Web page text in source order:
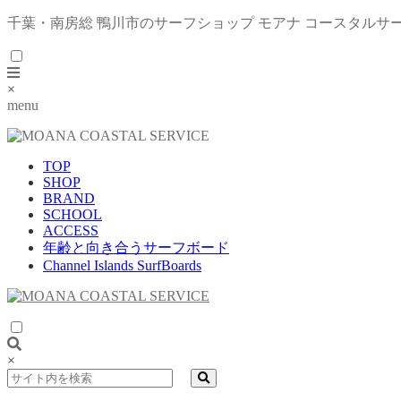
千葉・南房総 鴨川市のサーフショップ モアナ コースタルサ
×
menu
TOP
SHOP
BRAND
SCHOOL
ACCESS
年齢と向き合うサーフボード
Channel Islands SurfBoards
×